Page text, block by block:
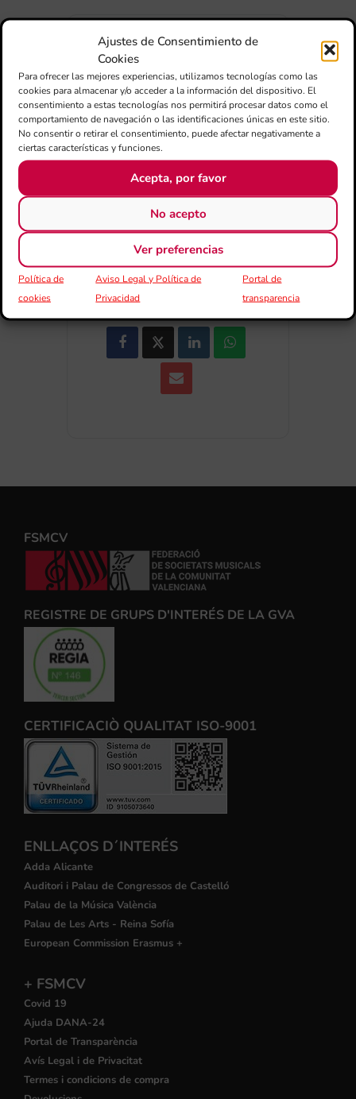
Ajustes de Consentimiento de
Cookies
Para ofrecer las mejores experiencias, utilizamos tecnologías como las
cookies para almacenar y/o acceder a la información del dispositivo. El
consentimiento a estas tecnologías nos permitirá procesar datos como el
comportamiento de navegación o las identificaciones únicas en este sitio.
No consentir o retirar el consentimiento, puede afectar negativamente a
ciertas características y funciones.
Acepta, por favor
No acepto
Ver preferencias
Política de
cookies
Aviso Legal y Política de
Privacidad
Portal de
transparencia
+ Afegir a Google Calendar
Exportar + iCal / Outlook
COMPARTIR
ESDEVENIMENT
FSMCV
REGISTRE DE GRUPS D'INTERÉS DE LA GVA
CERTIFICACIÒ QUALITAT ISO-9001
ENLLAÇOS D´INTERÉS
Adda Alicante
Auditori i Palau de Congressos de Castelló
Palau de la Música València
Palau de Les Arts - Reina Sofía
European Commission Erasmus +
+ FSMCV
Covid 19
Ajuda DANA-24
Portal de Transparència
Avís Legal i de Privacitat
Termes i condicions de compra